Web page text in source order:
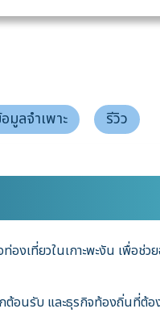
มูลจำเพาะ รีวิว
องเที่ยวในเกาะพะงัน เพื่อ
ต้อนรับ และธุรกิจท้องถิ่นที่ต้